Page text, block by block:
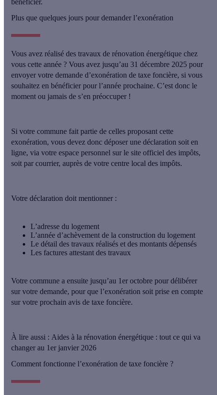
Plus que quelques jours pour demander l’exonération
Vous avez réalisé des travaux de rénovation énergétique chez
vous cette année ? Vous avez jusqu’au 31 décembre 2025 pour
envoyer votre demande d’exonération de taxe foncière, si vous
souhaitez en bénéficier pour l’année prochaine. C’est donc le
moment ou jamais de s’en préoccuper !
Si votre commune fait partie de celles proposant cette
exonération, vous devez donc déposer une déclaration soit en
ligne, via votre espace personnel sur le site officiel des impôts,
soit par courrier, auprès de votre centre local des impôts.
Votre déclaration doit mentionner :
L’adresse du logement
L’année d’achèvement de la construction du logement
Le détail des travaux réalisés et des montants dépensés
Les factures attestant des travaux
Votre commune a ensuite jusqu’au 1er octobre pour délibérer
sur votre demande, pour que l’exonération soit prise en compte
sur votre prochain avis de taxe foncière.
À lire aussi : Aides à la rénovation énergétique : tout ce qui va
changer au 1er janvier 2026
Comment fonctionne l’exonération de taxe foncière ?